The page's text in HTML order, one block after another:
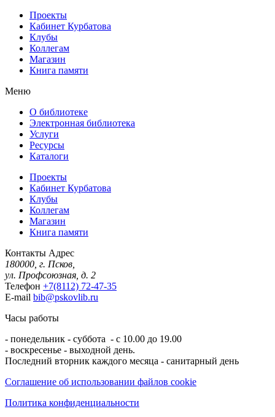
Проекты
Кабинет Курбатова
Клубы
Коллегам
Магазин
Книга памяти
Меню
О библиотеке
Электронная библиотека
Услуги
Ресурсы
Каталоги
Проекты
Кабинет Курбатова
Клубы
Коллегам
Магазин
Книга памяти
Контакты Адрес
180000, г. Псков,
ул. Профсоюзная, д. 2
Телефон +7(8112) 72-47-35
E-mail bib@pskovlib.ru
Часы работы
- понедельник - суббота - с 10.00 до 19.00
- воскресенье - выходной день.
Последний вторник каждого месяца - санитарный день
Соглашение об использовании файлов cookie
Политика конфиденциальности